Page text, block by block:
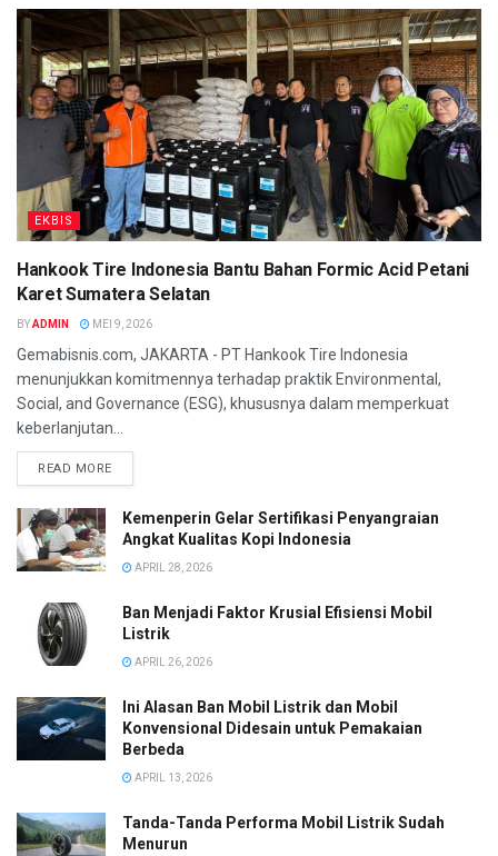
EKBIS
Hankook Tire Indonesia Bantu Bahan Formic Acid Petani
Karet Sumatera Selatan
BYADMIN MEI 9, 2026
Gemabisnis.com, JAKARTA - PT Hankook Tire Indonesia
menunjukkan komitmennya terhadap praktik Environmental,
Social, and Governance (ESG), khususnya dalam memperkuat
keberlanjutan...
READ MORE
Kemenperin Gelar Sertifikasi Penyangraian
Angkat Kualitas Kopi Indonesia
APRIL 28, 2026
Ban Menjadi Faktor Krusial Efisiensi Mobil
Listrik
APRIL 26, 2026
Ini Alasan Ban Mobil Listrik dan Mobil
Konvensional Didesain untuk Pemakaian
Berbeda
APRIL 13, 2026
Tanda-Tanda Performa Mobil Listrik Sudah
Menurun